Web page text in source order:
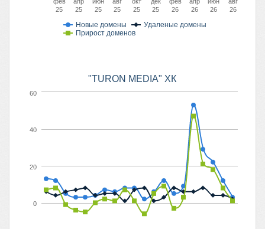
Новые домены
Удаленые домены
Прирост доменов
25
25
25
25
25
25
26
26
26
26
"TURON MEDIA" ХК
0
20
40
60